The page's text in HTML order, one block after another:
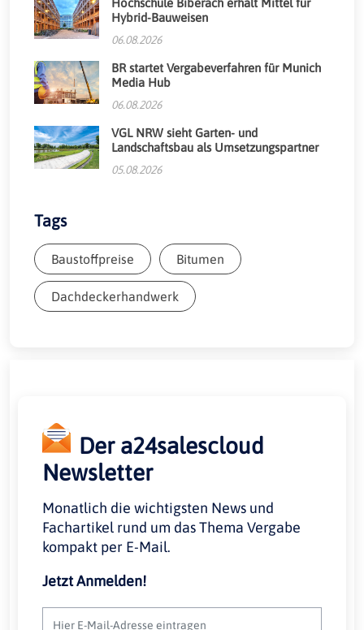
Hybrid-Bauweisen
06.08.2026
BR startet Vergabeverfahren für Munich
Media Hub
06.08.2026
VGL NRW sieht Garten- und
Landschaftsbau als Umsetzungspartner
05.08.2026
Tags
Baustoffpreise Bitumen
Dachdeckerhandwerk
Der a24salescloud
Newsletter
Monatlich die wichtigsten News und
Fachartikel rund um das Thema Vergabe
kompakt per E-Mail.
Jetzt Anmelden!